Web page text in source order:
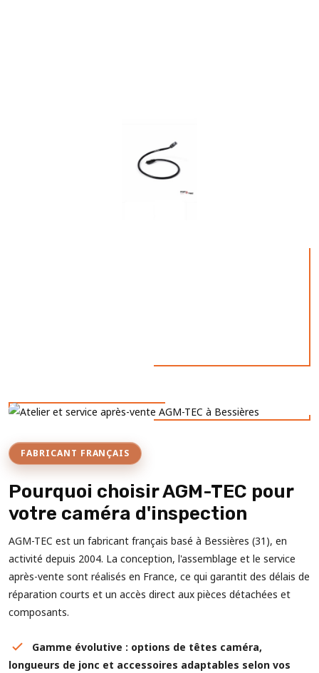
FABRICANT FRANÇAIS
Pourquoi choisir AGM-TEC pour
votre caméra d'inspection
AGM-TEC est un fabricant français basé à Bessières (31), en
activité depuis 2004. La conception, l'assemblage et le service
après-vente sont réalisés en France, ce qui garantit des délais de
réparation courts et un accès direct aux pièces détachées et
composants.
Gamme évolutive : options de têtes caméra,
longueurs de jonc et accessoires adaptables selon vos